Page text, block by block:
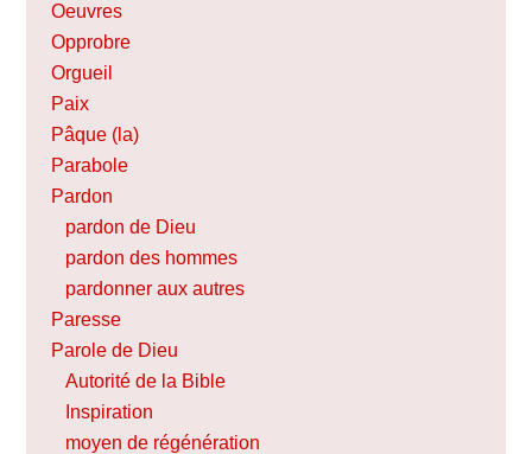
Oeuvres
Opprobre
Orgueil
Paix
Pâque (la)
Parabole
Pardon
pardon de Dieu
pardon des hommes
pardonner aux autres
Paresse
Parole de Dieu
Autorité de la Bible
Inspiration
moyen de régénération